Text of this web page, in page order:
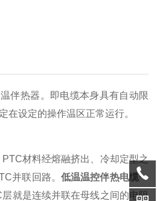
伴热器。即电缆本身具有自动限
在设定的操作温区正常运行。
材料经熔融挤出、冷却定型之
并联回路。 低温温控伴热电缆一
就是连续并联在母线之间的电阻